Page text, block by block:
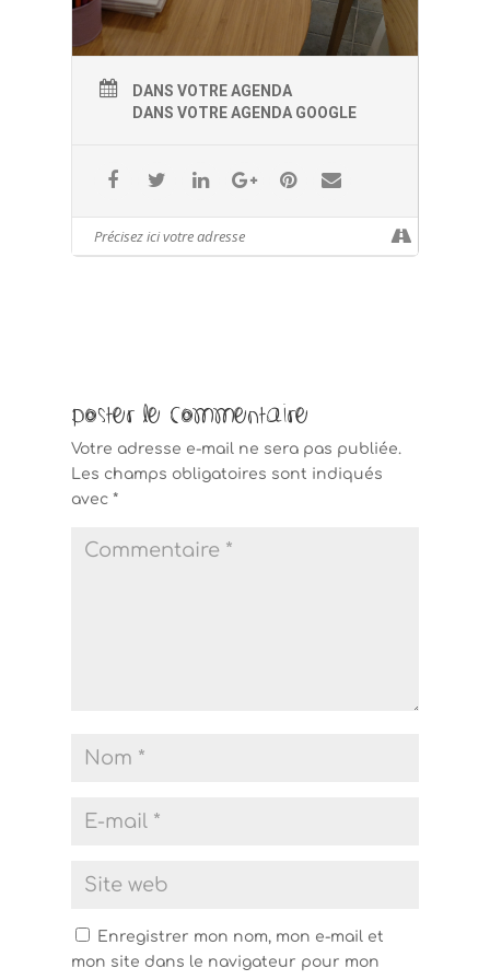
DANS VOTRE AGENDA
DANS VOTRE AGENDA GOOGLE
Poster le commentaire
Votre adresse e-mail ne sera pas publiée.
Les champs obligatoires sont indiqués
avec *
Enregistrer mon nom, mon e-mail et
mon site dans le navigateur pour mon